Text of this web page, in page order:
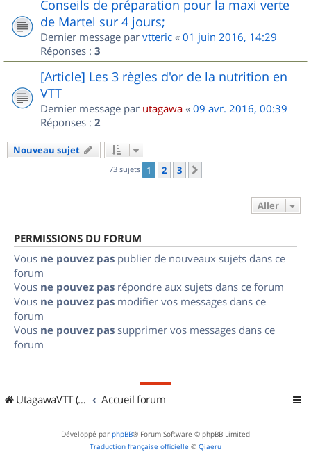
Conseils de préparation pour la maxi verte
de Martel sur 4 jours;
Dernier message par vtteric « 01 juin 2016, 14:29
Réponses : 3
[Article] Les 3 règles d'or de la nutrition en
VTT
Dernier message par utagawa « 09 avr. 2016, 00:39
Réponses : 2
Nouveau sujet
73 sujets 1 2 3
Aller
PERMISSIONS DU FORUM
Vous ne pouvez pas publier de nouveaux sujets dans ce
forum
Vous ne pouvez pas répondre aux sujets dans ce forum
Vous ne pouvez pas modifier vos messages dans ce
forum
Vous ne pouvez pas supprimer vos messages dans ce
forum
UtagawaVTT (Randos VTT et VTTAE avec traces GPS) Accueil forum
Développé par phpBB® Forum Software © phpBB Limited
Traduction française officielle © Qiaeru